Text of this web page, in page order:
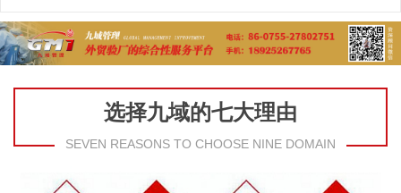
选择九域的七大理由
SEVEN REASONS TO CHOOSE NINE DOMAIN